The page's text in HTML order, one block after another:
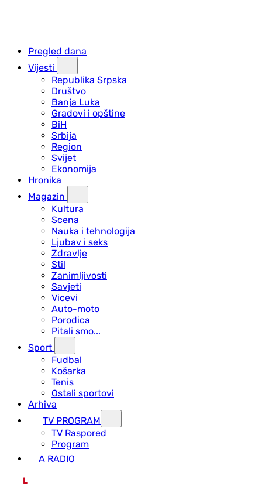
Pregled dana
Vijesti
Republika Srpska
Društvo
Banja Luka
Gradovi i opštine
BiH
Srbija
Region
Svijet
Ekonomija
Hronika
Magazin
Kultura
Scena
Nauka i tehnologija
Ljubav i seks
Zdravlje
Stil
Zanimljivosti
Savjeti
Vicevi
Auto-moto
Porodica
Pitali smo...
Sport
Fudbal
Košarka
Tenis
Ostali sportovi
Arhiva
TV PROGRAM
ТV Raspored
Program
A RADIO
L